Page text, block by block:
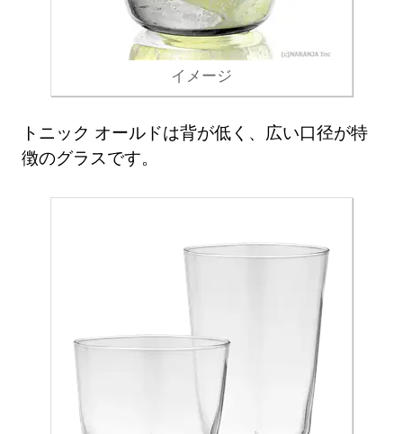
イメージ
トニック オールドは背が低く、広い口径が特
徴のグラスです。